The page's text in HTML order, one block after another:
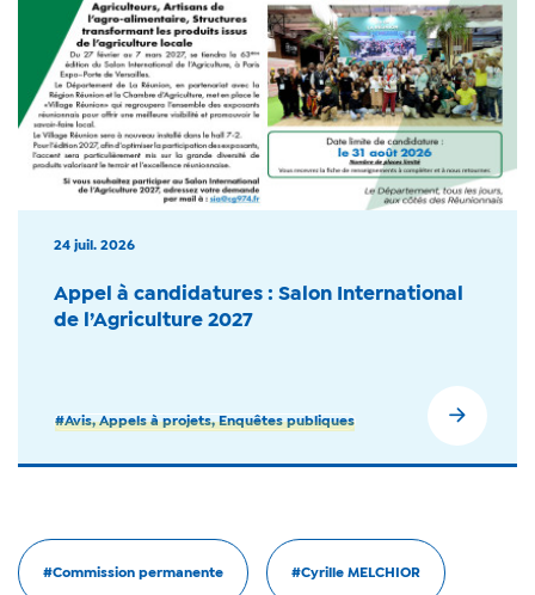
24 juil. 2026
Appel à candidatures : Salon International
de l’Agriculture 2027
#Avis, Appels à projets, Enquêtes publiques
#Commission permanente #Cyrille MELCHIOR